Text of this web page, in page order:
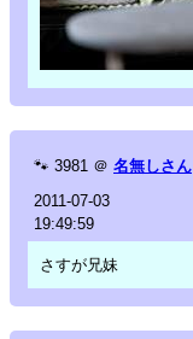
🐾 3981 ＠ 名無しさん
2011-07-03
19:49:59
さすが兄妹